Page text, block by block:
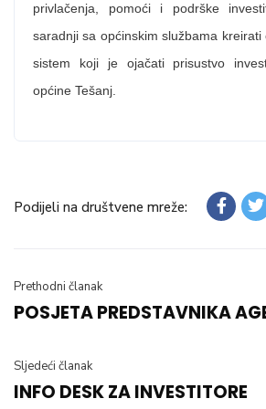
privlačenja, pomoći i podrške
saradnji sa općinskim službama kreirati
sistem koji je ojačati prisustvo
općine Tešanj.
Podijeli na društvene mreže:
Prethodni članak
POSJETA PREDSTAVNIKA
Sljedeći članak
INFO DESK ZA INVESTITORE